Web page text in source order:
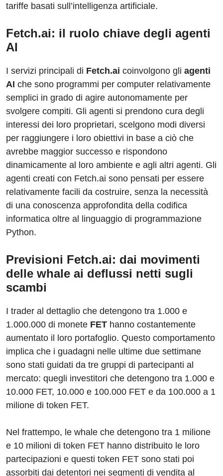
tariffe basati sull’intelligenza artificiale.
Fetch.ai: il ruolo chiave degli agenti
AI
I servizi principali di Fetch.ai coinvolgono gli agenti
AI che sono programmi per computer relativamente
semplici in grado di agire autonomamente per
svolgere compiti. Gli agenti si prendono cura degli
interessi dei loro proprietari, scelgono modi diversi
per raggiungere i loro obiettivi in ​​base a ciò che
avrebbe maggior successo e rispondono
dinamicamente al loro ambiente e agli altri agenti. Gli
agenti creati con Fetch.ai sono pensati per essere
relativamente facili da costruire, senza la necessità
di una conoscenza approfondita della codifica
informatica oltre al linguaggio di programmazione
Python.
Previsioni Fetch.ai: dai movimenti
delle whale ai deflussi netti sugli
scambi
I trader al dettaglio che detengono tra 1.000 e
1.000.000 di monete FET hanno costantemente
aumentato il loro portafoglio. Questo comportamento
implica che i guadagni nelle ultime due settimane
sono stati guidati da tre gruppi di partecipanti al
mercato: quegli investitori che detengono tra 1.000 e
10.000 FET, 10.000 e 100.000 FET e da 100.000 a 1
milione di token FET.
Nel frattempo, le whale che detengono tra 1 milione
e 10 milioni di token FET hanno distribuito le loro
partecipazioni e questi token FET sono stati poi
assorbiti dai detentori nei segmenti di vendita al